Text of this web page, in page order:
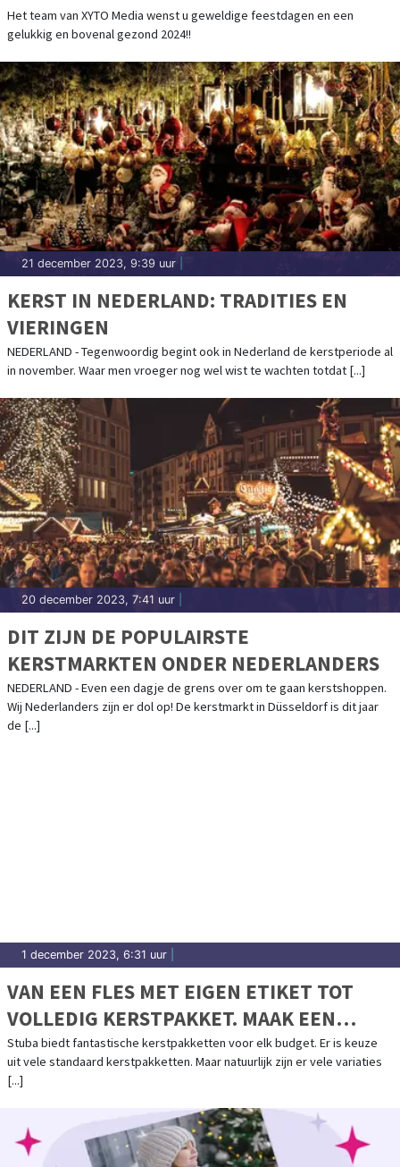
Het team van XYTO Media wenst u geweldige feestdagen en een
gelukkig en bovenal gezond 2024!!
21 december 2023, 9:39 uur
KERST IN NEDERLAND: TRADITIES EN
VIERINGEN
NEDERLAND - Tegenwoordig begint ook in Nederland de kerstperiode al
in november. Waar men vroeger nog wel wist te wachten totdat [...]
20 december 2023, 7:41 uur
DIT ZIJN DE POPULAIRSTE
KERSTMARKTEN ONDER NEDERLANDERS
NEDERLAND - Even een dagje de grens over om te gaan kerstshoppen.
Wij Nederlanders zijn er dol op! De kerstmarkt in Düsseldorf is dit jaar
de [...]
1 december 2023, 6:31 uur
VAN EEN FLES MET EIGEN ETIKET TOT
VOLLEDIG KERSTPAKKET. MAAK EEN
AFSPRAAK VOOR EEN PAKKET VAN A TOT Z
Stuba biedt fantastische kerstpakketten voor elk budget. Er is keuze
uit vele standaard kerstpakketten. Maar natuurlijk zijn er vele variaties
[...]